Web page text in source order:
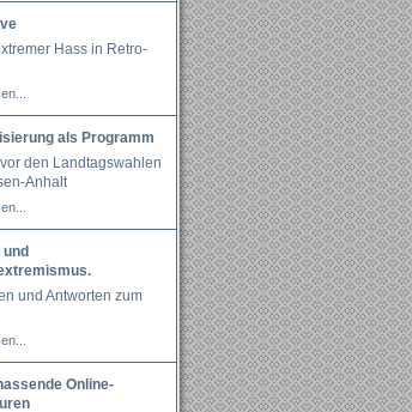
Hass in Retro-
als Programm
den Landtagswahlen
Anhalt
und Antworten zum
Online-